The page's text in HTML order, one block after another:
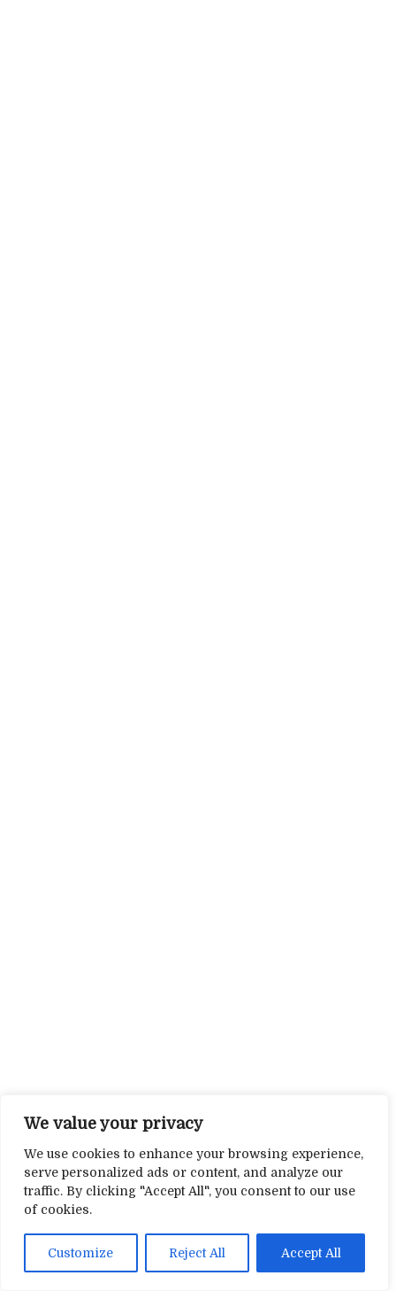
We value your privacy
We use cookies to enhance your browsing experience,
serve personalized ads or content, and analyze our
traffic. By clicking "Accept All", you consent to our use
of cookies.
Customize Reject All Accept All